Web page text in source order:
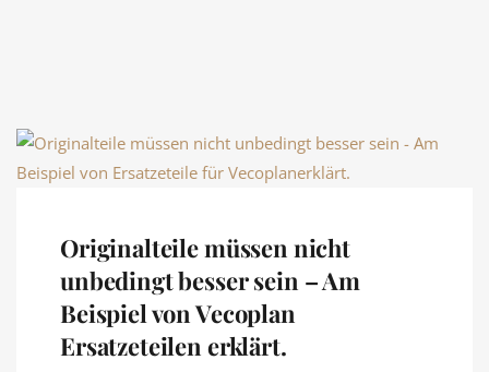
Originalteile müssen nicht
unbedingt besser sein – Am
Beispiel von Vecoplan
Ersatzeteilen erklärt.